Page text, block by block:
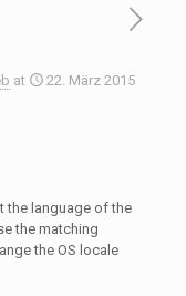
at 22. März 2015
the language of the
the matching
the OS locale